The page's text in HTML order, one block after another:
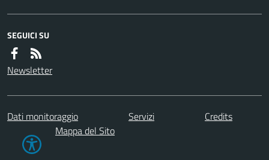
SEGUICI SU
Newsletter
Dati monitoraggio Servizi
Credits
Mappa del Sito